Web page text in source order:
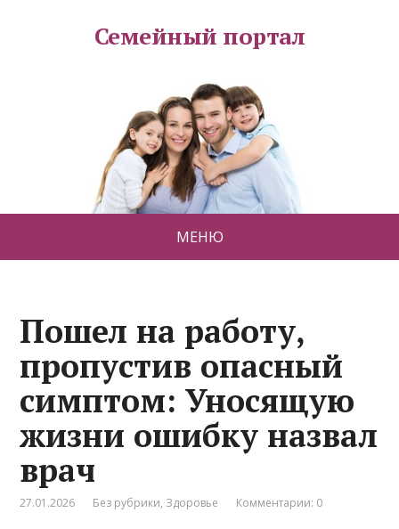
Семейный портал
МЕНЮ
Пошел на работу,
пропустив опасный
симптом: Уносящую
жизни ошибку назвал
врач
27.01.2026 Без рубрики, Здоровье Комментарии: 0